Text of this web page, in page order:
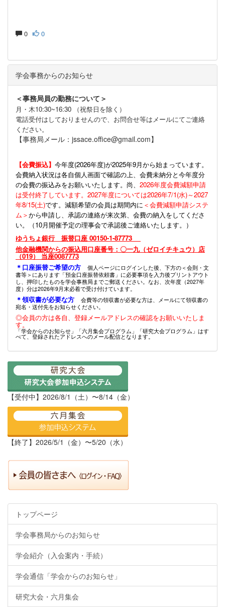
0 0
学会事務からのお知らせ
＜事務局員の勤務について＞
月・木10:30~16:30 （祝祭日を除く）
電話受付はしておりませんので、お問合せ等はメールにてご連絡
ください。
【事務局メール：jssace.office@gmail.com】
【会費振込】 今年度(2026年度)が2025年9月から始まっています。
会費納入状況は各自個人画面で確認の上、会費未納分と今年度分
の会費の振込みをお願いいたします。尚、 2026年度会費減額申請
は受付終了しています。2027年度については2026年7/1(水)～2027
年8/15(土)です。減額希望の会員は期間内に ＜会費減額申請システ
ム＞から申請し、承認の連絡が来次第、会費の納入をしてくださ
い。（10月開催予定の理事会で承認後ご連絡いたします。）
ゆうちょ銀行 振替口座 00150-1-87773
他金融機関からの振込用口座番号：〇一九（ゼロイチキュウ）店
（019） 当座0087773
＊口座振替ご希望の方
個人ページにログインした後、下方の＜会則・文
書等＞にあります「預金口座振替依頼書」に必要事項を入力後プリントアウト
し、押印したものを学会事務局までご郵送ください。なお、次年度（2027年
度）分は2026年9月末必着で受け付けています。
＊領収書が必要な方
会費等の領収書が必要な方は、メールにて領収書の
宛名・送付先をお知らせください。
◎会員の方は各自、登録メールアドレスの確認をお願いいたしま
す。
「学会からのお知らせ」「六月集会プログラム」「研究大会プログラム」はす
べて、登録されたアドレスへのメール配信となります。
【受付中】2026/8/1（土）〜8/14（金）
【終了】2026/5/1（金）〜5/20（水）
トップページ
学会事務局からのお知らせ
学会紹介（入会案内・手続）
学会通信「学会からのお知らせ」
研究大会・六月集会